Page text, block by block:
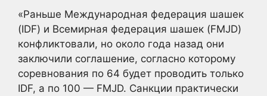
«Раньше Международная федерация шашек
(IDF) и Всемирная федерация шашек (FMJD)
конфликтовали, но около года назад они
заключили соглашение, согласно которому
соревнования по 64 будет проводить только
IDF, а по 100 — FMJD. Санкции практически